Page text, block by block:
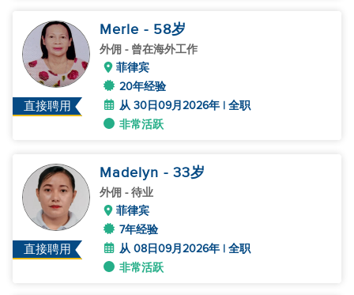
直接聘用
Merle - 58岁
外佣 - 曾在海外工作
菲律宾
20年经验
从 30日09月2026年 | 全职
非常活跃
直接聘用
Madelyn - 33岁
外佣 - 待业
菲律宾
7年经验
从 08日09月2026年 | 全职
非常活跃